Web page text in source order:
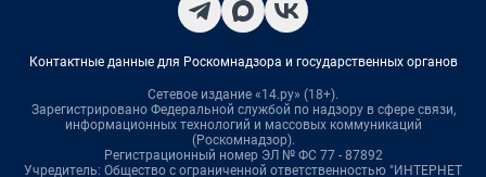
Контактные данные для Роскомнадзора и государственных органов
Сетевое издание «14.ру» (18+).
Зарегистрировано Федеральной службой по надзору в сфере связи,
информационных технологий и массовых коммуникаций
(Роскомнадзор).
Регистрационный номер ЭЛ № ФС 77 - 87892
Учредитель: Общество с ограниченной ответственностью "ИНТЕРНЕТ